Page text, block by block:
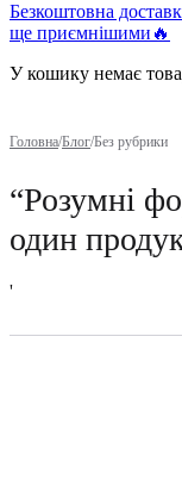
Безкоштовна
ще приємнішими🔥
У кошику немає
Головна/Блог/Без рубрики
“Розумні
один
'